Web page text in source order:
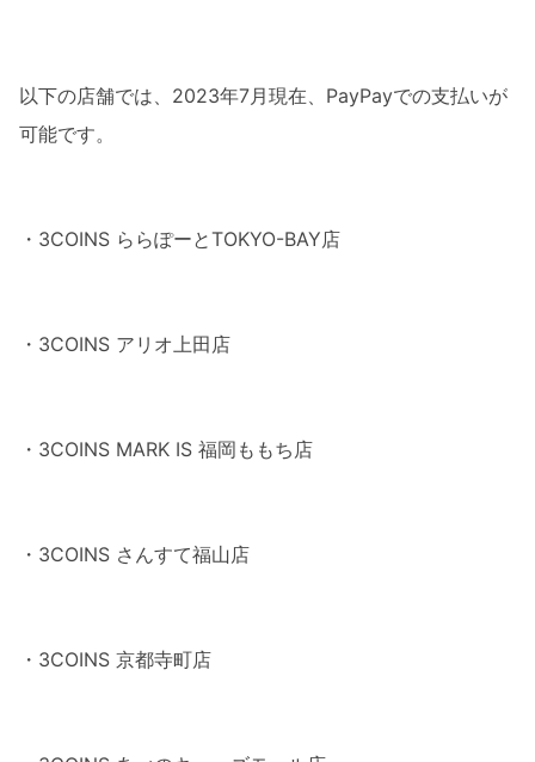
以下の店舗では、2023年7月現在、PayPayでの支払いが
可能です。
・3COINS ららぽーとTOKYO-BAY店
・3COINS アリオ上田店
・3COINS MARK IS 福岡ももち店
・3COINS さんすて福山店
・3COINS 京都寺町店